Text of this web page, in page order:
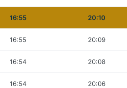
16:55 20:10
16:55 20:09
16:54 20:08
16:54 20:06